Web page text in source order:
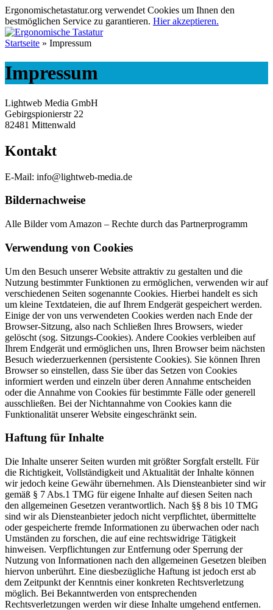
Ergonomischetastatur.org verwendet Cookies um Ihnen den
bestmöglichen Service zu garantieren. Hier akzeptieren.
Startseite » Impressum
Impressum
Lightweb Media GmbH
Gebirgspionierstr 22
82481 Mittenwald
Kontakt
E-Mail: info@lightweb-media.de
Bildernachweise
Alle Bilder vom Amazon – Rechte durch das Partnerprogramm
Verwendung von Cookies
Um den Besuch unserer Website attraktiv zu gestalten und die
Nutzung bestimmter Funktionen zu ermöglichen, verwenden wir auf
verschiedenen Seiten sogenannte Cookies. Hierbei handelt es sich
um kleine Textdateien, die auf Ihrem Endgerät gespeichert werden.
Einige der von uns verwendeten Cookies werden nach Ende der
Browser-Sitzung, also nach Schließen Ihres Browsers, wieder
gelöscht (sog. Sitzungs-Cookies). Andere Cookies verbleiben auf
Ihrem Endgerät und ermöglichen uns, Ihren Browser beim nächsten
Besuch wiederzuerkennen (persistente Cookies). Sie können Ihren
Browser so einstellen, dass Sie über das Setzen von Cookies
informiert werden und einzeln über deren Annahme entscheiden
oder die Annahme von Cookies für bestimmte Fälle oder generell
ausschließen. Bei der Nichtannahme von Cookies kann die
Funktionalität unserer Website eingeschränkt sein.
Haftung für Inhalte
Die Inhalte unserer Seiten wurden mit größter Sorgfalt erstellt. Für
die Richtigkeit, Vollständigkeit und Aktualität der Inhalte können
wir jedoch keine Gewähr übernehmen. Als Diensteanbieter sind wir
gemäß § 7 Abs.1 TMG für eigene Inhalte auf diesen Seiten nach
den allgemeinen Gesetzen verantwortlich. Nach §§ 8 bis 10 TMG
sind wir als Diensteanbieter jedoch nicht verpflichtet, übermittelte
oder gespeicherte fremde Informationen zu überwachen oder nach
Umständen zu forschen, die auf eine rechtswidrige Tätigkeit
hinweisen. Verpflichtungen zur Entfernung oder Sperrung der
Nutzung von Informationen nach den allgemeinen Gesetzen bleiben
hiervon unberührt. Eine diesbezügliche Haftung ist jedoch erst ab
dem Zeitpunkt der Kenntnis einer konkreten Rechtsverletzung
möglich. Bei Bekanntwerden von entsprechenden
Rechtsverletzungen werden wir diese Inhalte umgehend entfernen.